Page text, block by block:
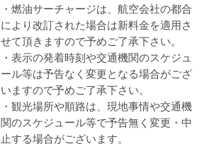
・燃油サーチャージは、航空会社の都合
により改訂された場合は新料金を適用さ
せて頂きますので予めご了承下さい。
・表示の発着時刻や交通機関のスケジュ
ール等は予告なく変更となる場合がござ
いますので予めご了承下さい。
・観光場所や順路は、現地事情や交通機
関のスケジュール等で予告無く変更・中
止する場合がございます。